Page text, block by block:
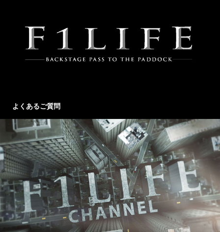
よくあるご質問